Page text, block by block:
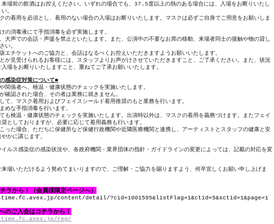
場前の飲酒はお控えください。いずれの場合でも、 37.5 度以上の熱のある場合には、入場をお断りいたし
。
の着用を必須とし、着用のない場合の入場はお断りいたします。マスクは必ずご自身でご用意をお願いしま
の消毒液にて手指消毒を必ず実施します。
大声での会話・声援を禁止といたします。また、公演中の不要なお席の移動、来場者同士の接触や物の貸し
い。
エチケットへのご協力と、会話はなるべくお控えいただきますようお願いいたします。
が見受けられるお客様には、スタッフよりお声がけさせていただきますこと、ご了承ください。また、状況
場をお断りいたしますこと、重ねてご了承お願いいたします。
感染症対策について■
関係者へ、検温・健康状態のチェックを実施いたします。
確認された場合、その者は業務に就きません。
て、マスク着用およびフェイスシールド着用推奨のもと業務を行います。
めな手指消毒を行います。
も検温・健康状態のチェックを実施いたします。出演時以外は、マスクの着用を義務づけます。またフェイ
としておりますが、必要に応じて着用義務も行います。
った場合、ただちに保健所など保健行政機関や近隣医療機関と連携し、アーティストとスタッフの健康と安
かに講じます。
ルス感染症の感染状況や、各政府機関・業界団体の指針・ガイドラインの変更によっては、記載の対応を変
場いただけるよう努めてまいりますので、ご理解・ご協力を賜りますよう、何卒宜しくお願い申し上げま
ラから！（会員様限定ページへ）
content/detail/?cid=1001595&listFlag=1&ctid=5&sctid=1&page=1
のご入会はコチラから！
reg/